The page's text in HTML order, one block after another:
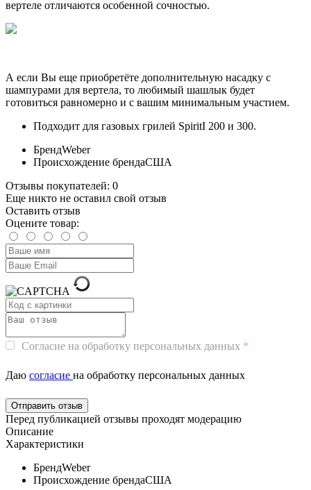
вертеле отличаются особенной сочностью.
А если Вы еще приобретёте дополнительную насадку с
шампурами для вертела, то любимый шашлык будет
готовиться равномерно и с вашим минимальным участием.
Подходит для газовых грилей SpiritI 200 и 300.
БрендWeber
Происхождение брендаСША
Отзывы покупателей: 0
Еще никто не оставил свой отзыв
Оставить отзыв
Оцените товар:
Согласие на обработку персональных данных
Даю согласие на обработку персональных данных
Перед публикацией отзывы проходят модерацию
Описание
Характеристики
БрендWeber
Происхождение брендаСША